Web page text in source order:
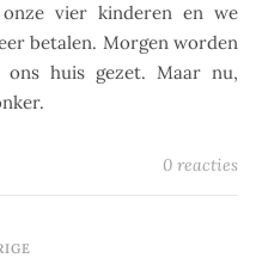
vier kinderen en we
betalen. Morgen worden
huis gezet. Maar nu,
0 reacties